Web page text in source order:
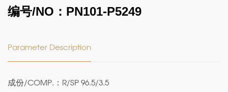
编号/NO：PN101-P5249
Parameter Description
成份/COMP.：R/SP 96.5/3.5